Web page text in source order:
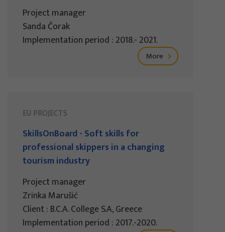
Project manager
Sanda Čorak
Implementation period : 2018.- 2021.
More
EU PROJECTS
SkillsOnBoard - Soft skills for
professional skippers in a changing
tourism industry
Project manager
Zrinka Marušić
Client : B.C.A. College S.A, Greece
Implementation period : 2017.-2020.